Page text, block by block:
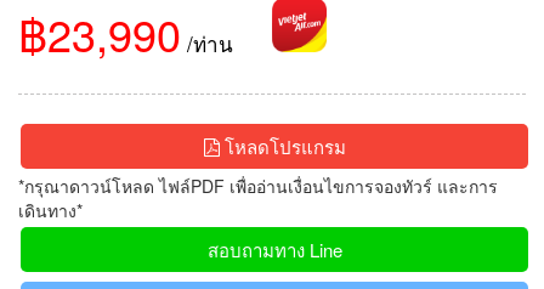
฿23,990 /ท่าน
โหลดโปรแกรม
*กรุณาดาวน์โหลด ไฟล์PDF เพื่ออ่านเงื่อนไขการจองทัวร์ และการ
เดินทาง*
สอบถามทาง Line